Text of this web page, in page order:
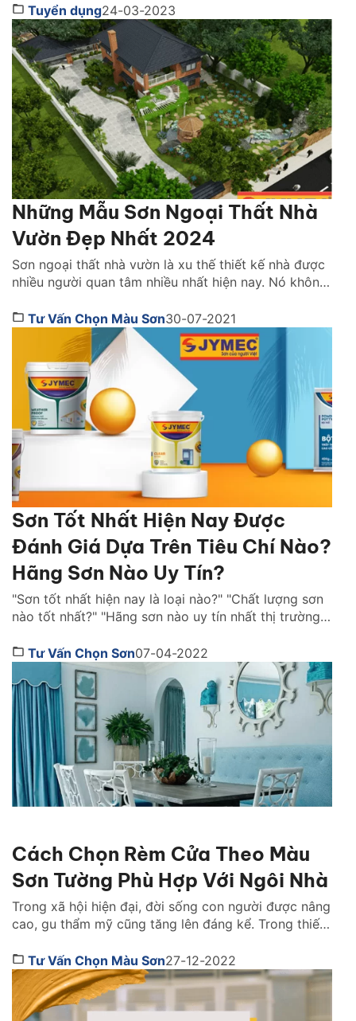
nhiều gia chủ lựa chọn. Nó mang tới không gian
sống thân thiện, gần gũi với thiên nhiên. Cùng theo
dõi ngày […]
Tuyển dụng24-03-2023
Những Mẫu Sơn Ngoại Thất Nhà
Vườn Đẹp Nhất 2024
Sơn ngoại thất nhà vườn là xu thế thiết kế nhà được
nhiều người quan tâm nhiều nhất hiện nay. Nó không
không gian xanh mát mà còn giúp đưa ta gần gũi với
thiên nhiên hơn. Cùng bài viết dưới đây, khám […]
Tư Vấn Chọn Màu Sơn30-07-2021
Sơn Tốt Nhất Hiện Nay Được
Đánh Giá Dựa Trên Tiêu Chí Nào?
Hãng Sơn Nào Uy Tín?
"Sơn tốt nhất hiện nay là loại nào?" "Chất lượng sơn
nào tốt nhất?" "Hãng sơn nào uy tín nhất thị trường
quan tâm. Cùng Sơn JYMEC tìm hiểu những lời
khuyên hữu ích qua bài viêt dưới đây nhé! Sơn tốt
nhất hiện […]
Tư Vấn Chọn Sơn07-04-2022
Cách Chọn Rèm Cửa Theo Màu
Sơn Tường Phù Hợp Với Ngôi Nhà
Trong xã hội hiện đại, đời sống con người được nâng
cao, gu thẩm mỹ cũng tăng lên đáng kể. Trong thiết
vật không thể bỏ qua. Một chiếc rèm cửa không chỉ
có tác dụng cản nắng, tạo sự riêng tư […]
Tư Vấn Chọn Màu Sơn27-12-2022